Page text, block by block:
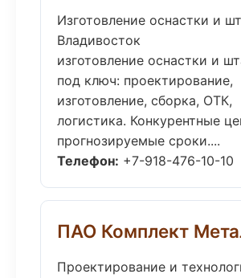
Изготовление оснастки и
Владивосток
изготовление оснастки и
под ключ: проектирование,
изготовление, сборка, ОТК,
логистика. Конкурентные
прогнозируемые сроки....
Телефон: +7-918-476-10-10
ПАО Комплект
Проектирование и